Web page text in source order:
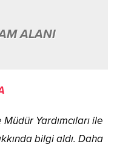
ALANI
Yardımcıları ile
bilgi aldı. Daha